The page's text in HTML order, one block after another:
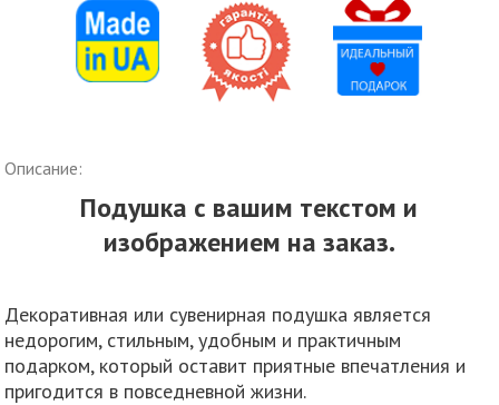
Описание:
Подушка с вашим текстом и
изображением на заказ.
Декоративная или сувенирная подушка является
недорогим, стильным, удобным и практичным
подарком, который оставит приятные впечатления и
пригодится в повседневной жизни.